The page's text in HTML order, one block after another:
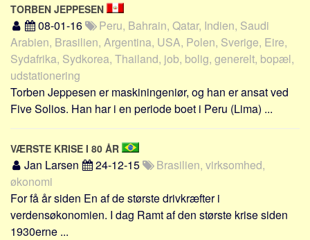
TORBEN JEPPESEN
08-01-16
Peru, Bahrain, Qatar, Indien, Saudi
Arabien, Brasilien, Argentina, USA, Polen, Sverige, Eire,
Sydafrika, Sydkorea, Thailand, job, bolig, generelt, bopæl,
udstationering
Torben Jeppesen er maskiningeniør, og han er ansat ved
Five Solios. Han har i en periode boet i Peru (Lima) ...
VÆRSTE KRISE I 80 ÅR
Jan Larsen 24-12-15
Brasilien, virksomhed,
økonomi
For få år siden En af de største drivkræfter i
verdensøkonomien. I dag Ramt af den største krise siden
1930erne ...